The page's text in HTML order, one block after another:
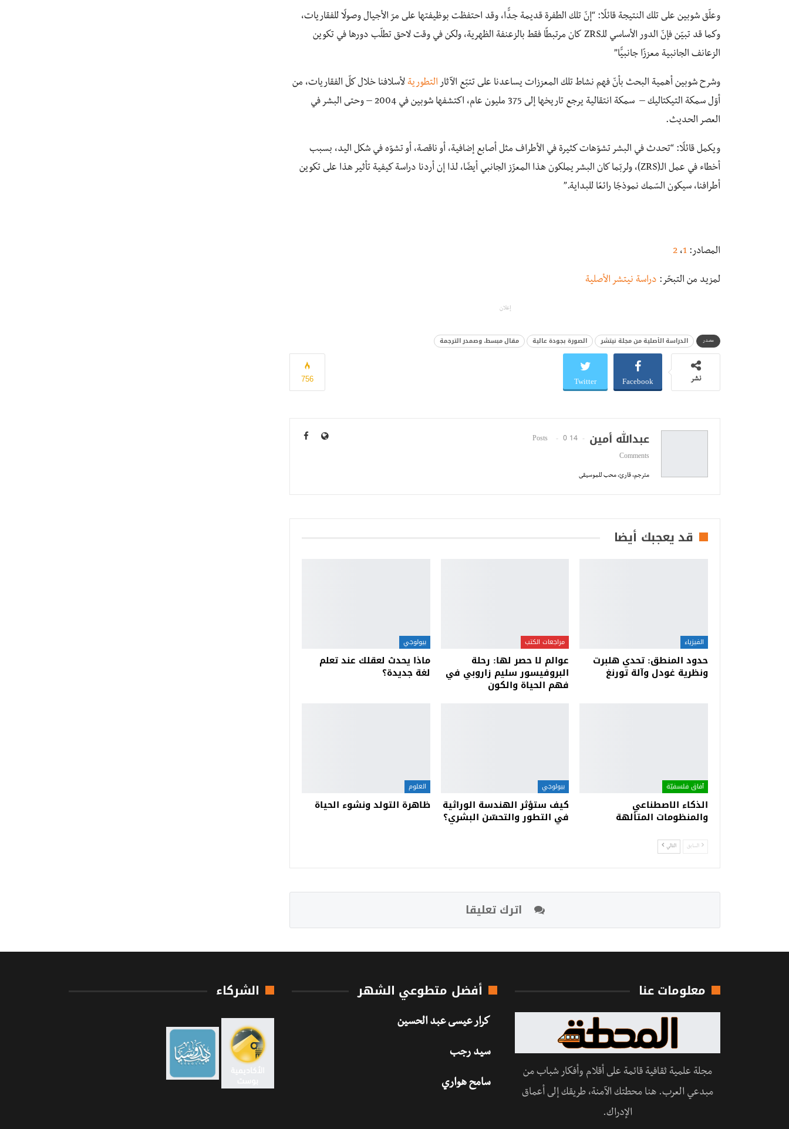
وعلّق شوبين على تلك النتيجة قائلًا: “إنّ تلك الطفرة قديمة جدًّا، وقد احتفظت بوظيفتها على مرّ الأجيال وصولًا للفقاريات،
وكما قد تبيّن فإنّ الدور الأساسي للـZRS كان مرتبطًا فقط بالزعنفة الظهرية، ولكن في وقت لاحق تطلّب دورها في تكوين
الزعانف الجانبية معززًا جانبيًّا”
وشرح شوبين أهمية البحث بأنّ فهم نشاط تلك المعززات يساعدنا على تتبّع الآثار التطورية لأسلافنا خلال كلّ الفقاريات، من
أوّل سمكة التيكتاليك – سمكة انتقالية يرجع تاريخها إلى 375 مليون عام، اكتشفها شوبين في 2004 – وحتى البشر في
العصر الحديث.
ويكمل قائلًا: “تحدث في البشر تشوّهات كثيرة في الأطراف مثل أصابع إضافية، أو ناقصة، أو تشوّه في شكل اليد، بسبب
أخطاء في عمل الـ(ZRS)، ولربّما كان البشر يملكون هذا المعزّز الجانبي أيضًا، لذا إن أردنا دراسة كيفية تأثير هذا على تكوين
أطرافنا، سيكون السّمك نموذجًا رائعًا للبداية.”
المصادر: 1، 2
لمزيد من التبحّر: دراسة نيتشر الأصلية
إعلان
مصدر الدراسة الأصلية من مجلة نيتشر الصورة بجودة عالية مقال مبسط، وصمدر الترجمة
756 نشر Facebook
Twitter
عبدالله أمين 14 Posts
0
Comments
مترجم، قارئ، محب للموسيقى
قد يعجبك أيضا
الفيزياء
حدود المنطق: تحدي هلبرت
ونظرية غودل وآلة تورنغ
مراجعات الكتب
عوالم لا حصر لها: رحلة
البروفيسور سليم زاروبي في
فهم الحياة والكون
بيولوجي
ماذا يحدث لعقلك عند تعلم
لغة جديدة؟
آفاق فلسفيّة‎
الذكاء الاصطناعي
والمنظومات المتألهة
بيولوجي
كيف ستؤثر الهندسة الوراثية
في التطور والتحسّن البشري؟
العلوم
ظاهرة التولد ونشوء الحياة
السابق التالي
اترك تعليقا
معلومات عنا
مجلة علمية ثقافية قائمة على أقلام وأفكار شباب من
مبدعي العرب. هنا محطتك الآمنة، طريقك إلى أعماق
الإدراك.
أفضل متطوعي الشهر
كرار عيسى عبد الحسين
سيد رجب
سامح هواري
الشركاء